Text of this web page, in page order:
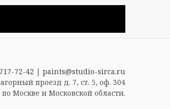
72-42 | paints@studio-sirca.ru
проезд д. 7, ст. 5, оф. 304
Москве и Московской области.